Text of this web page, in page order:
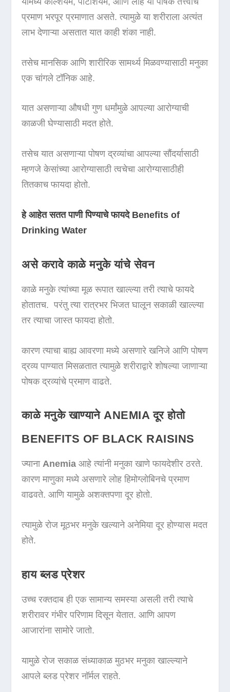
प्रमाण भरपूर प्रमाणात असते. त्यामुळे या शरीराला अत्यंत
लाभ देणाऱ्या असतात यात काही शंका नाही.
तसेच मानसिक आणि शारीरिक सामर्थ्य मिळवण्यासाठी मनुका
एक चांगले टॉनिक आहे.
यात असणाऱ्या औषधी गुण धर्मांमुळे आपल्या आरोग्याची
काळजी घेण्यासाठी मदत होते.
तसेच यात असणाऱ्या पोषण द्रव्यांचा आपल्या सौंदर्यासाठी
म्हणजे केसांच्या आरोग्यासाठी त्वचेचा आरोग्यासाठीही
तितकाच फायदा होतो.
हे आहेत सतत पाणी पिण्याचे फायदे Benefits of
Drinking Water
असे करावे काळे मनुके यांचे सेवन
काळे मनुके त्यांच्या मूळ रूपात खाल्ल्या तरी त्याचे फायदे
होतातच. परंतु त्या रात्रभर भिजत घालून सकाळी खाल्ल्या
तर त्याचा जास्त फायदा होतो.
कारण त्याचा बाह्य आवरणा मध्ये असणारे खनिजे आणि पोषण
द्रव्य पाण्यात मिसळतात त्यामुळे शरीराद्वारे शोषल्या जाणाऱ्या
पोषक द्रव्यांचे प्रमाण वाढते.
काळे मनुकेखाण्याने ANEMIA दूर होतो
BENEFITS OF BLACK RAISINS
ज्यानाAnemia आहे त्यांनी मनुका खाणे फायदेशीर ठरते.
कारण माणुका मध्ये असणारे लोह हिमोग्लोबिनचे प्रमाण
वाढवते. आणि यामुळे अशक्तपणा दूर होतो.
त्यामुळे रोज मूठभर मनुके खल्याने अनेमिया दूर होण्यास मदत
होते.
हाय ब्लड प्रेशर
उच्च रक्तदाब ही एक सामान्य समस्या असली तरी त्याचे
शरीरावर गंभीर परिणाम दिसून येतात. आणि आपण
आजारांना सामोरे जातो.
यामुळे रोज सकाळ संध्याकाळ मुठभर मनुका खाल्ल्याने
आपले ब्लड प्रेशर नॉर्मल राहते.